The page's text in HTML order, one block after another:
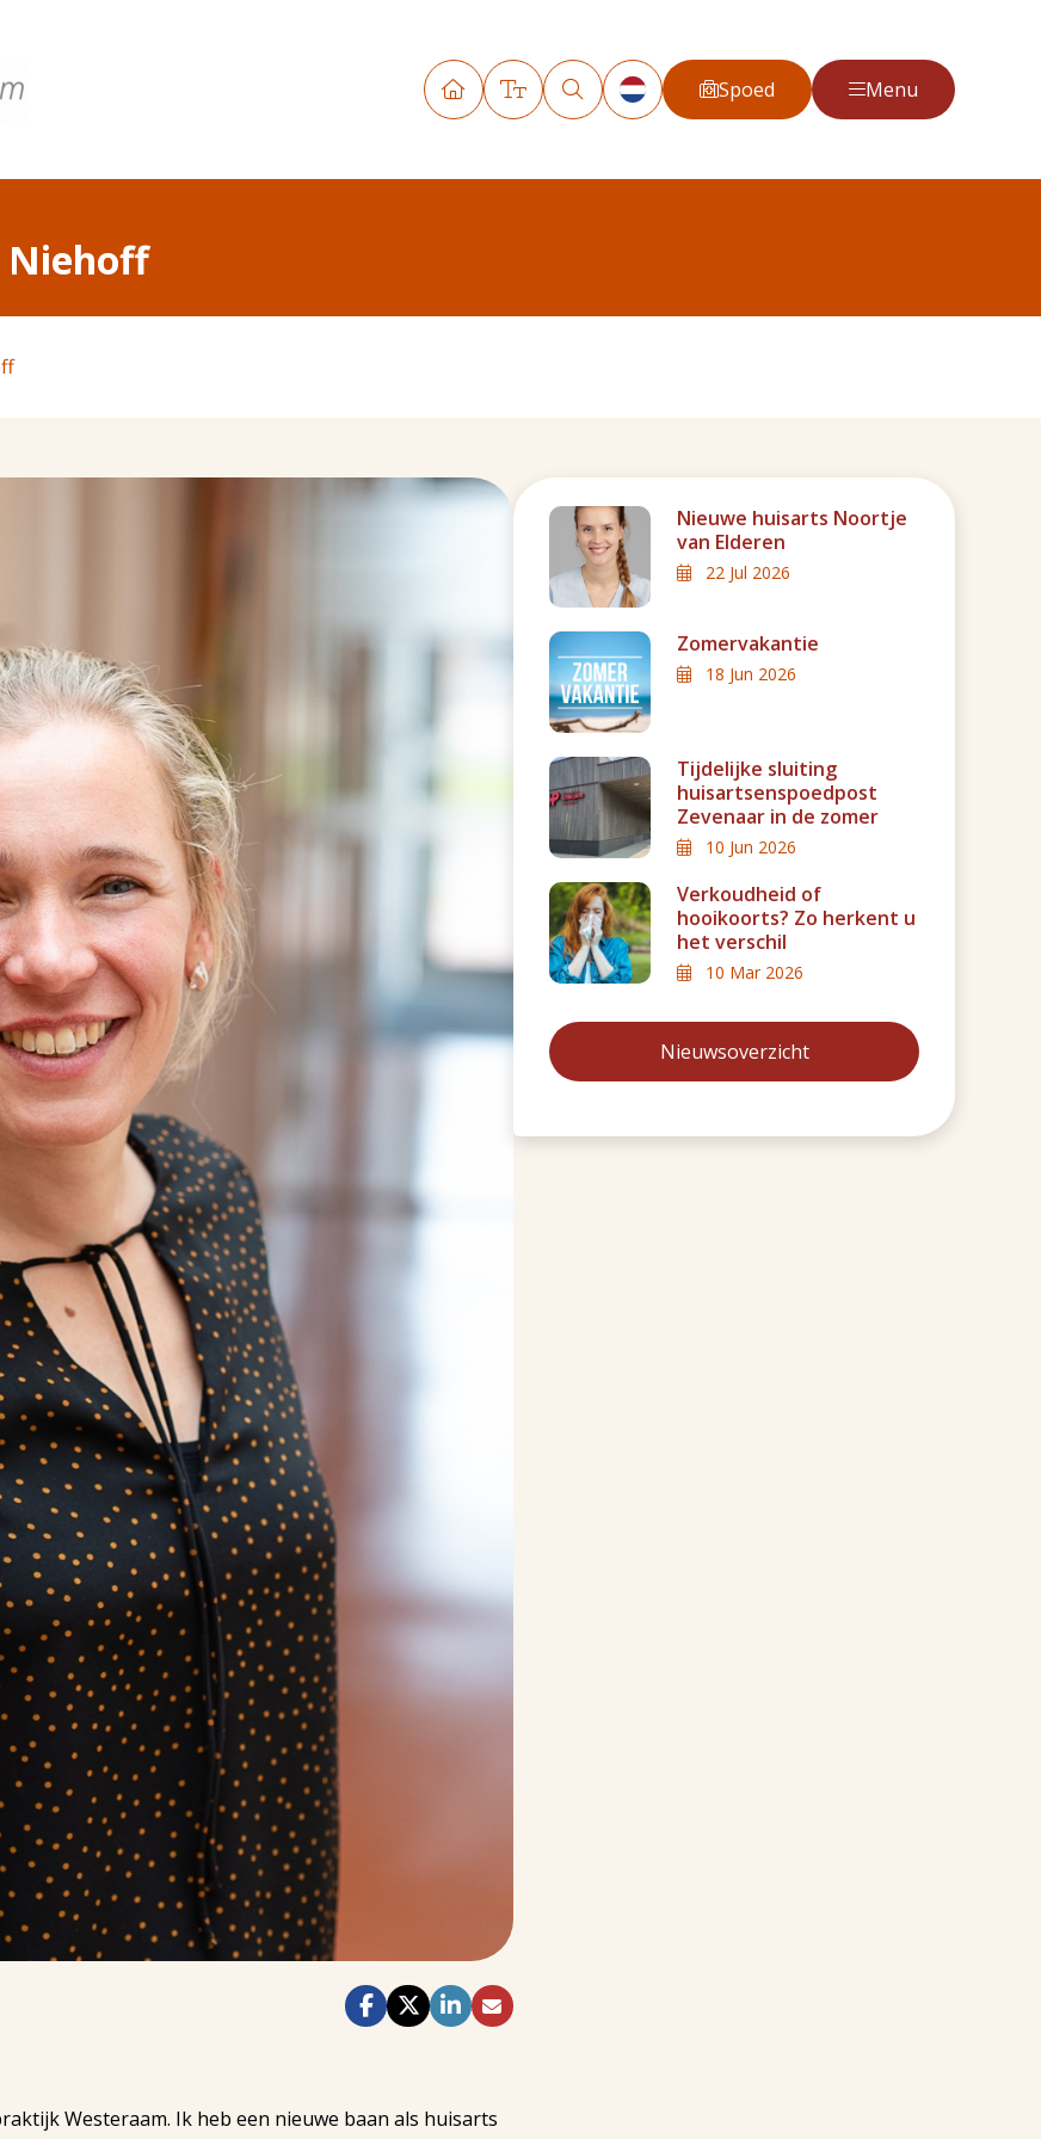
Spoed Menu
Niehoff
Westeraam. Ik heb een nieuwe baan als huisarts
Nieuwe huisarts Noortje
van Elderen
22 Jul 2026
Zomervakantie
18 Jun 2026
Tijdelijke sluiting
huisartsenspoedpost
Zevenaar in de zomer
10 Jun 2026
Verkoudheid of
hooikoorts? Zo herkent u
het verschil
10 Mar 2026
Nieuwsoverzicht